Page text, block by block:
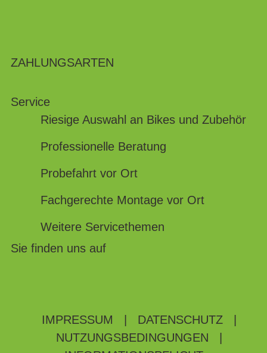
ZAHLUNGSARTEN
Service
Riesige Auswahl an Bikes und Zubehör
Professionelle Beratung
Probefahrt vor Ort
Fachgerechte Montage vor Ort
Weitere Servicethemen
Sie finden uns auf
IMPRESSUM DATENSCHUTZ
NUTZUNGSBEDINGUNGEN